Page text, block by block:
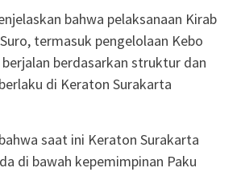
bahwa pelaksanaan Kirab
termasuk pengelolaan Kebo
berdasarkan struktur dan
di Keraton Surakarta
saat ini Keraton Surakarta
di bawah kepemimpinan Paku